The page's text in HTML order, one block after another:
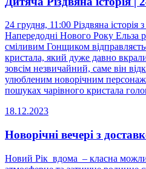
24 грудня, 11:00 Різдвяна
Напередодні Нового Року Ельза
сміливим Гонщиком
кристала, який дуже давно
зовсім незвичайний, саме він
улюбленим новорічним
пошуках чарівного кристала
18.12.2023
Новорічні вечері з
Новий Рік вдома – класна